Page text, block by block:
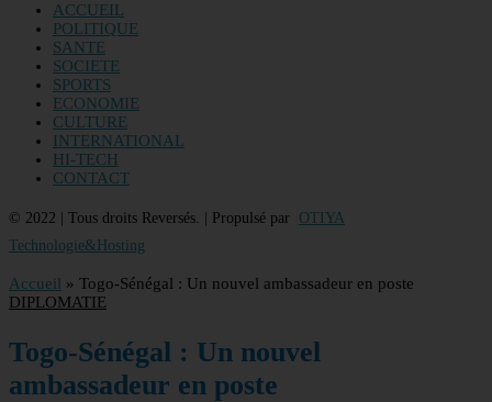
ACCUEIL
POLITIQUE
SANTE
SOCIETE
SPORTS
ECONOMIE
CULTURE
INTERNATIONAL
HI-TECH
CONTACT
© 2022 | Tous droits Reversés. | Propulsé par OTIYA
Technologie&Hosting
Accueil » Togo-Sénégal : Un nouvel ambassadeur en poste
DIPLOMATIE
Togo-Sénégal : Un nouvel
ambassadeur en poste